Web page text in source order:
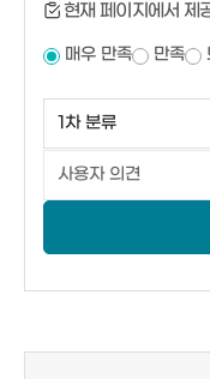
현재 페이지에서 제
매우 만족 만족